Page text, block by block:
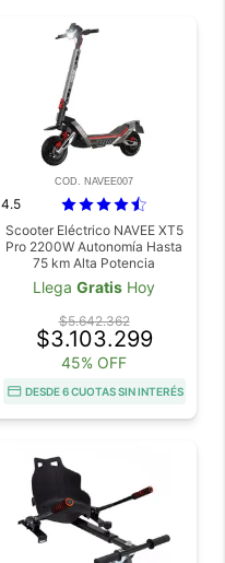
COD. NAVEE007
4.5
Scooter Eléctrico NAVEE XT5
Pro 2200W Autonomía Hasta
75 km Alta Potencia
Velocidad 50 kmh
Llega Gratis Hoy
$5.642.362
$3.103.299
45% OFF
DESDE 6 CUOTAS SIN INTERÉS